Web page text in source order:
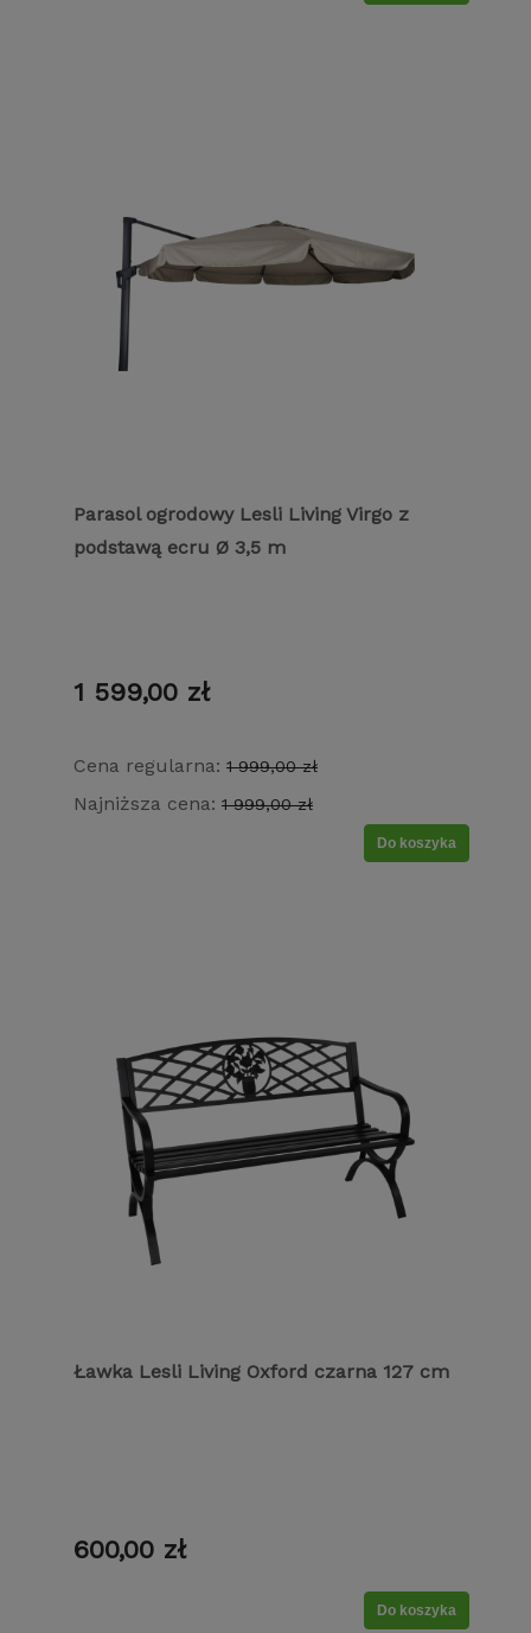
Parasol ogrodowy Lesli Living Virgo z
podstawą ecru Ø 3,5 m
1 599,00 zł
Cena regularna: 1 999,00 zł
Najniższa cena: 1 999,00 zł
Do koszyka
Ławka Lesli Living Oxford czarna 127 cm
600,00 zł
Do koszyka